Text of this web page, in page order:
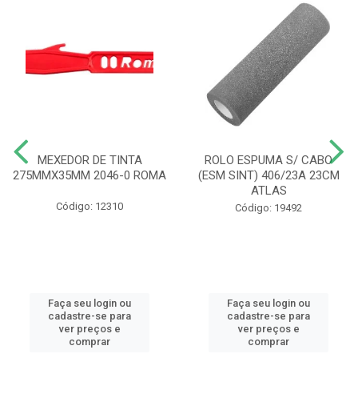
MEXEDOR DE TINTA
275MMX35MM 2046-0 ROMA
Código: 12310
Faça seu login ou
cadastre-se para
ver preços e
comprar
ROLO ESPUMA S/ CABO
(ESM SINT) 406/23A 23CM
ATLAS
Código: 19492
Faça seu login ou
cadastre-se para
ver preços e
comprar